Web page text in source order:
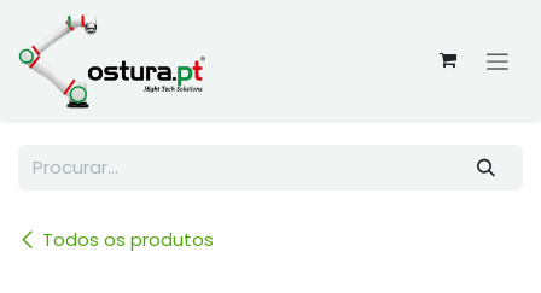
Skip to Content
Todos os produtos